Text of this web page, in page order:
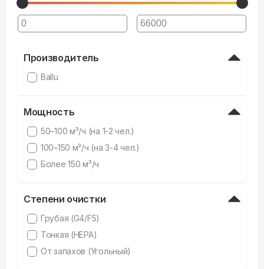
Производитель
Ballu
Мощность
50–100 м³/ч (на 1-2 чел.)
100–150 м³/ч (на 3-4 чел.)
Более 150 м³/ч
Степени очистки
Грубая (G4/F5)
Тонкая (HEPA)
От запахов (Угольный)